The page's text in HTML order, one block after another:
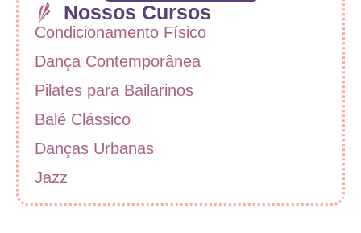
Nossos Cursos
Condicionamento Físico
Dança Contemporânea
Pilates para Bailarinos
Balé Clássico
Danças Urbanas
Jazz